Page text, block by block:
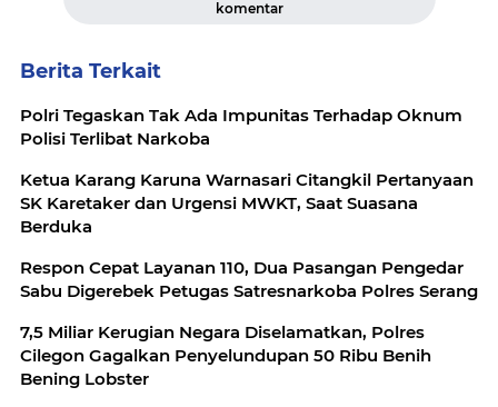
komentar
Berita Terkait
Polri Tegaskan Tak Ada Impunitas Terhadap Oknum
Polisi Terlibat Narkoba
Ketua Karang Karuna Warnasari Citangkil Pertanyaan
SK Karetaker dan Urgensi MWKT, Saat Suasana
Berduka
Respon Cepat Layanan 110, Dua Pasangan Pengedar
Sabu Digerebek Petugas Satresnarkoba Polres Serang
7,5 Miliar Kerugian Negara Diselamatkan, Polres
Cilegon Gagalkan Penyelundupan 50 Ribu Benih
Bening Lobster